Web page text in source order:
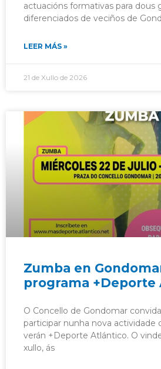
actuacións formativas para dous
diferenciados de veciños de
LEER MÁS »
21 de Xullo de 2026
Zumba en
programa +Deporte
O Concello de Gondomar
participar nunha nova actividade
verán +Deporte Atlántico. O
xullo, ás